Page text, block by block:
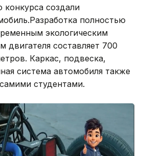
конкурса создали
полностью
экологическим
двигателя составляет 700
Каркас, подвеска,
система автомобиля также
студентами.